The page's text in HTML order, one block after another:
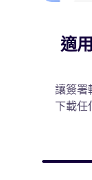
適
讓簽署
下載任